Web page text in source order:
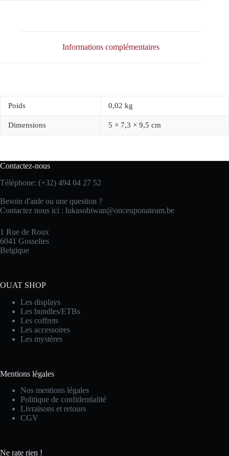
Informations complémentaires
Poids 0,02 kg
Dimensions 5 × 7,3 × 9,5 cm
Contactez-nous
Téléphone: (+32) 494 04 27 52
Besoin d'aide ou une question ?
Contactez nous ici : lukasobiwan@onceuponateam.be
1 Rue de Roux
6041 Gosselies
Belgique
OUAT SHOP
Les displays
Les bundles/ETBs
Les coffrets
Les accessoires
Les mystères
Mentions légales
Nos mentions légales
Politique de confidentialité
Livraisons et retours
CGV
Ne rate rien !